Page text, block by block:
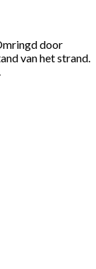
door
van het strand.